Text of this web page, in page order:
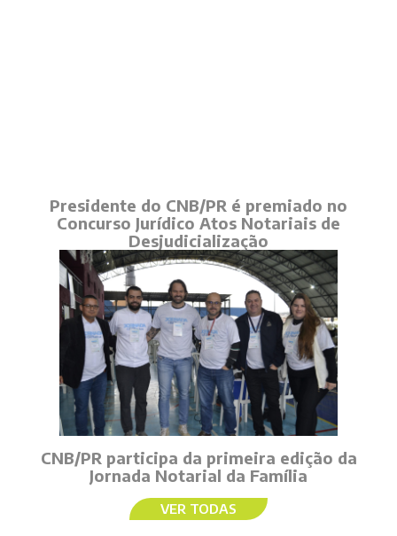
Presidente do CNB/PR é premiado no
Concurso Jurídico Atos Notariais de
Desjudicialização
CNB/PR participa da primeira edição da
Jornada Notarial da Família
VER TODAS